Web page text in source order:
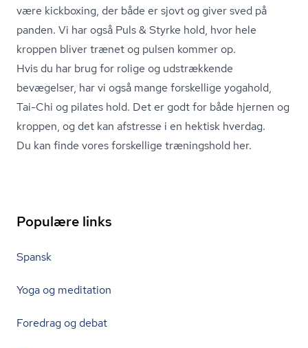
være kickboxing, der både er sjovt og giver sved på
panden. Vi har også Puls & Styrke hold, hvor hele
kroppen bliver trænet og pulsen kommer op.
Hvis du har brug for rolige og udstrækkende
bevægelser, har vi også mange forskellige yogahold,
Tai-Chi og pilates hold. Det er godt for både hjernen og
kroppen, og det kan afstresse i en hektisk hverdag.
Du kan finde vores forskellige træningshold her.
Populære links
Spansk
Yoga og meditation
Foredrag og debat